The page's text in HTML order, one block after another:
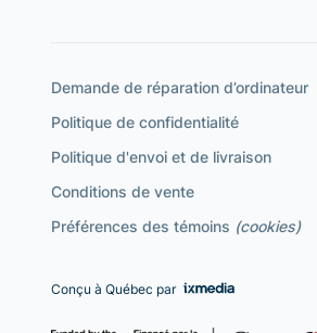
Demande de réparation d’ordinateur
Politique de confidentialité
Politique d'envoi et de livraison
Conditions de vente
Préférences des témoins (cookies)
Conçu à Québec par